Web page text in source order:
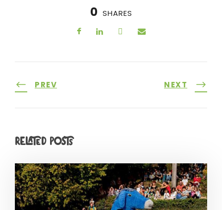
0 SHARES
PREV NEXT
Related Posts